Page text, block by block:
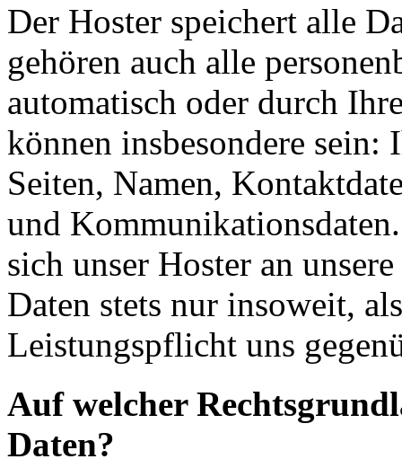
Der Hoster speichert alle
gehören auch alle
automatisch oder durch
können insbesondere sein:
Seiten, Namen,
und
sich unser Hoster an
Daten stets nur insoweit,
Leistungspflicht uns
Auf welcher
Daten?